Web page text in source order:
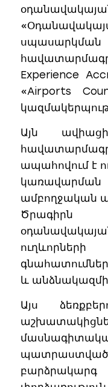
Experience
«Airports
Այն
ապահովում է
ամբողջական
և անձնակազմի
Այս